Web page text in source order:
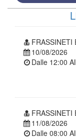
FRASSINETI
10/08/2026
Dalle 12:00
FRASSINETI
11/08/2026
Dalle 08:00